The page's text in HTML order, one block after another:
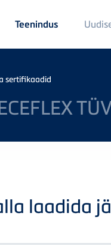
Teenindus
sertifikaadid
laadida